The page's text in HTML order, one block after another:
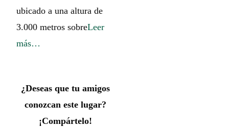
ubicado a una altura de
3.000 metros sobreLeer
más…
¿Deseas que tu amigos
conozcan este lugar?
¡Compártelo!